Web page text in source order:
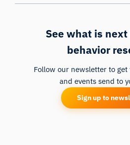
See what is
behavior
Follow our newsletter to
and events send to
Sign up to
iMotionsリサーチア